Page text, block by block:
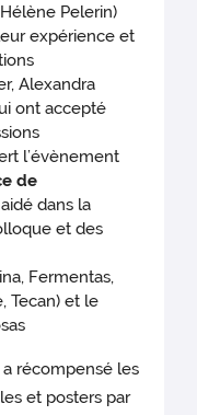
Pelerin)
expérience et
Alexandra
ont accepté
l’évènement
de
dans la
et des
Fermentas,
Tecan) et le
a récompensé les
et posters par